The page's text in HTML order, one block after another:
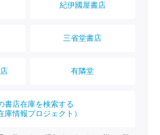
紀伊國屋書店
三省堂書店
有隣堂
書店在庫を検索する
庫情報プロジェクト）